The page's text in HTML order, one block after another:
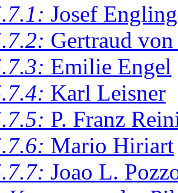
Josef Engling
Gertraud
Emilie Engel
Karl Leisner
P. Franz
Mario Hiriart
Joao L.